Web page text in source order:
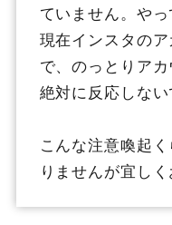
ていません。や
現在インスタの
で、のっとりア
絶対に反応しない
こんな注意喚起
りませんが宜しく